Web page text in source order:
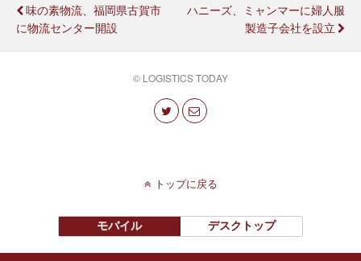
味の素物流、福岡県古賀市
に物流センター開設
ハニーズ、ミャンマーに婦人服
製造子会社を設立
© LOGISTICS TODAY
トップに戻る
モバイル デスクトップ